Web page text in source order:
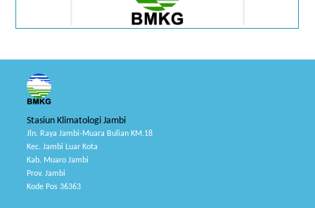
Stasiun Klimatologi Jambi
Jln. Raya Jambi-Muara Bulian KM.18
Kec. Jambi Luar Kota
Kab. Muaro Jambi
Prov. Jambi
Kode Pos 36363